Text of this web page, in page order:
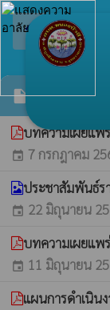
arrow_back_iosกลับเมนูหลัก
insert_drive_fileข่าวประชาสั
บทความเผยแพ
event 7 กรกฎาคม
ประชาสัมพันธ์ร
event 22 มิถุนายน
บทความเผยแพ
event 11 มิถุนายน
แผนการดำเนิน